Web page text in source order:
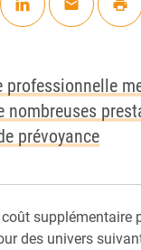
professionnelle
nombreuses
prévoyance
supplémentaire
des univers
LinkedInPar mail